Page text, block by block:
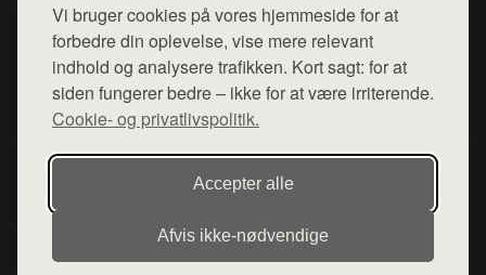
Vi bruger cookies på vores hjemmeside for at
forbedre din oplevelse, vise mere relevant
indhold og analysere trafikken. Kort sagt: for at
siden fungerer bedre – ikke for at være irriterende.
Cookie- og privatlivspolitik.
Accepter alle
Afvis ikke‑nødvendige
Top Rabatter
Blog
Kontakt
Mail: hej@want.dk
Cookie- og privatlivspolitik
Denne side er en del af want.dk, der udgiver en række
hjemmesider med præsentation af forskellige produkter fra
diverse webshops. Der sælges ikke varer fra denne side - vi
henviser til de shops, som sælger varen. Vi har heller ikke